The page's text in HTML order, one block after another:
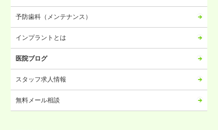
2023年04月
2023年03月
2023年02月
2023年01月
2022年11月
予防歯科（メンテナンス）
インプラントとは
医院ブログ
スタッフ求人情報
無料メール相談